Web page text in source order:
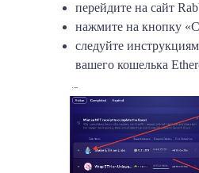
перейдите на сайт
нажмите на кнопку
следуйте
вашего кошелька